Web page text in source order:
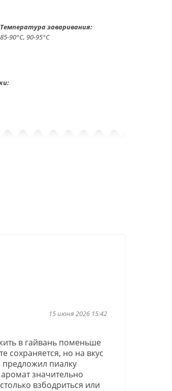
Температура заваривания:
85-90°С, 90-95°С
15 июня 2026 15:42
в гайвань поменьше
сохраняется, но на вкус
пиалку
значительно
взбодриться или